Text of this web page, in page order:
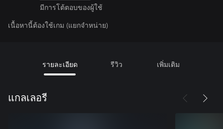
มีการโต้ตอบของผู้ใช้
เนื้อหานี้ต้องใช้เกม (แยกจำหน่าย)
รายละเอียด รีวิว เพิ่มเติม
แกลเลอรี